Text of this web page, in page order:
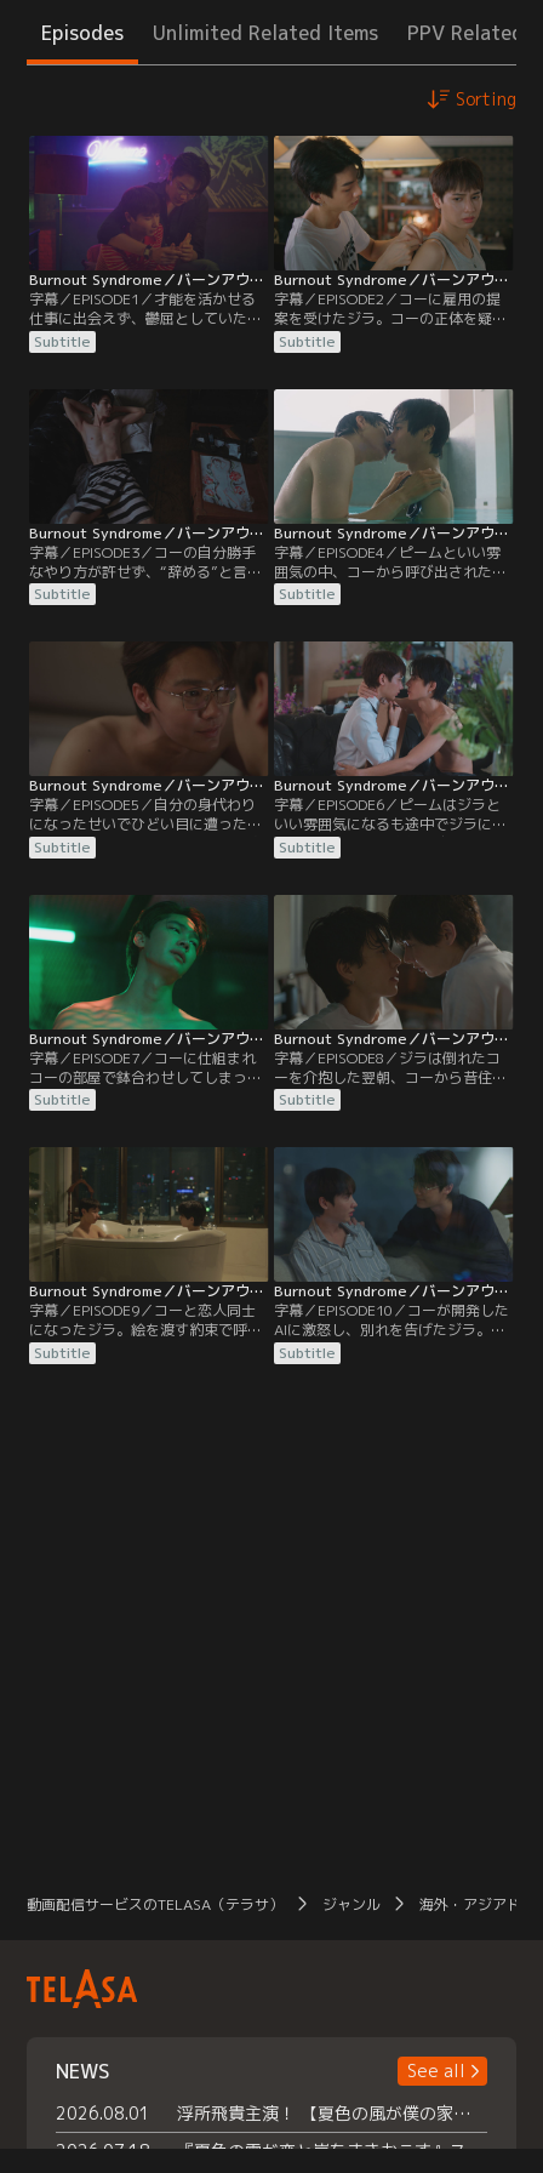
Episodes Unlimited Related Items PPV Related
Sorting
Burnout Syndrome／バーンアウト・シンドローム 第01話／字幕
字幕／EPISODE1／才能を活かせる
仕事に出会えず、鬱屈としていたジ
ラは、友人インの薦めで不思議なバ
ーを訪れる。そこで相席したピーム
しい仕事が見つかる”と告げられ
る。しかし、受けた面接は上手くい
かず、インに紹介された怪しい仕事
を受けることになるが…。
Subtitle
Burnout Syndrome／バーンアウト・シンドローム 第02話／字幕
字幕／EPISODE2／コーに雇用の提
案を受けたジラ。コーの正体を疑い
ながらも、高額の報酬とコーへの興
味から引き受けることに。コーの住
ぐため持ち物を没収され契約書にサ
インまでさせられる。そして、ジラ
はコーから自分の代わりに仕事の交
渉をするように言われ…。
Subtitle
Burnout Syndrome／バーンアウト・シンドローム 第03話／字幕
字幕／EPISODE3／コーの自分勝手
なやり方が許せず、“辞める”と言っ
てしまったジラ。しかし、コーと出
会っていい絵が描けるようになった
たいとコーに申し出ることに。コー
の住むホテルへ行ったジラは、そこ
で偶然ピームと会う。さらに、ピー
ムがコーの友達だと知り…。
Subtitle
Burnout Syndrome／バーンアウト・シンドローム 第04話／字幕
字幕／EPISODE4／ピームといい雰
囲気の中、コーから呼び出されたジ
ラ。しぶしぶコーの部屋へ向かう
と、不眠症にも関わらずジラと話し
コーが眠る手伝いをするはめに。さ
らに、コーの水泳につきあうことに
なる。全く泳げないジラはコーの指
導の下、一緒にプールに入るが…。
Subtitle
Burnout Syndrome／バーンアウト・シンドローム 第05話／字幕
字幕／EPISODE5／自分の身代わり
になったせいでひどい目に遭ったジ
ラが心配になったコー。バーまで追
いかけて行ったり、電話をかけた
りが収まらないジラはコーを拒絶す
るも、強引なコーに翻弄される。一
方、ピームもジラを案じて家まで訪
ねてくるが、コーの姿を見て…。
Subtitle
Burnout Syndrome／バーンアウト・シンドローム 第06話／字幕
字幕／EPISODE6／ピームはジラと
いい雰囲気になるも途中でジラに拒
否されてしまい、意気消沈する。一
方、ジラはピームからのアプローチ
の、ピームの絵はなぜかうまく描く
ことができない。そんな中、ジラは
コーから新たな仕事の依頼とあるゲ
ームを提案されるが…。
Subtitle
Burnout Syndrome／バーンアウト・シンドローム 第07話／字幕
字幕／EPISODE7／コーに仕組まれ
コーの部屋で鉢合わせしてしまった
ピームとジラ。ジラはピームに何と
か弁明しようとするが、ピームの怒
しまう。ピームの友達マーウィンか
らレイジルームに行くという情報を
手に入れたジラは、ピームを追いか
けそこに向かうが…。
Subtitle
Burnout Syndrome／バーンアウト・シンドローム 第08話／字幕
字幕／EPISODE8／ジラは倒れたコ
ーを介抱した翌朝、コーから昔住ん
でいた家に行こうと誘われる。ジラ
を案内したコーは、幼少期の思い出
住みたいと話す。かつて母親に言わ
れた言葉の呪縛から解き放たれたコ
ーは、ジラに自分の気持ちを素直に
表すようになり…。
Subtitle
Burnout Syndrome／バーンアウト・シンドローム 第09話／字幕
字幕／EPISODE9／コーと恋人同士
になったジラ。絵を渡す約束で呼び
出したピームに正直な気持ちを明か
し、あいまいな関係に終止符を打
Subtitle
Burnout Syndrome／バーンアウト・シンドローム 第10話／字幕
字幕／EPISODE10／コーが開発した
AIに激怒し、別れを告げたジラ。何
とか引き止めようとするコーを、ジ
ラは突き放す。一方、傷心で絵を描
Subtitle
動画配信サービスのTELASA（テラサ） ジャンル 海外・アジアドラ
NEWS
See all
2026.08.01
浮所飛貴主演！ 【夏色の風が僕の家にやってきた】 本日よりテラサで独占配信スタート！
2026.07.18
『夏色の雲が恋と嵐をまきおこす』スペシャルメイキング 【Part1】2026年７月18日（土）23時30分～配信スタート！話題のシーンの裏側を大公開！豪華キャスト大集合！ 『武宮家 真夏の家族会議』開催！